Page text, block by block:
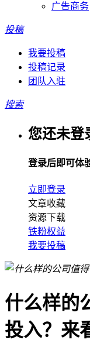
广告商务
投稿
我要投稿
投稿记录
团队入驻
搜索
您还未登
登录后即可体
立即登录
文章收藏
资源下载
铁粉权益
我要投稿
什么样的
投入？来